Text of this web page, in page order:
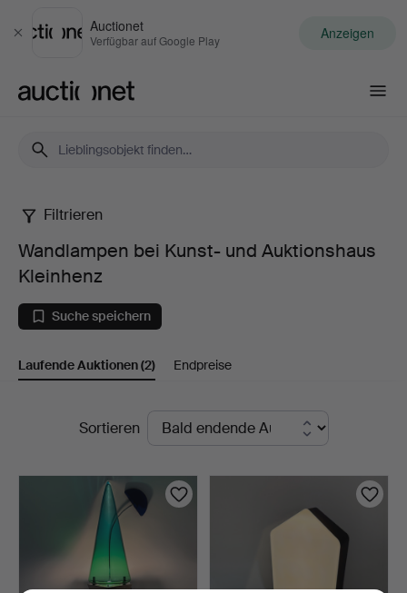
Schließen
Auctionet
Verfügbar auf Google Play Anzeigen
Wandlampen
bei
Kunst-
und
Kleinhenz
Filtrieren
Wandlampen bei Kunst- und Auktionshaus
Kleinhenz
Suche speichern
Laufende Auktionen(2) Endpreise
LaufendeSortieren